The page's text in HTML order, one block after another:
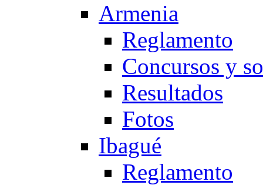
Armenia
Reglamento
Concursos y
Resultados
Fotos
Ibagué
Reglamento